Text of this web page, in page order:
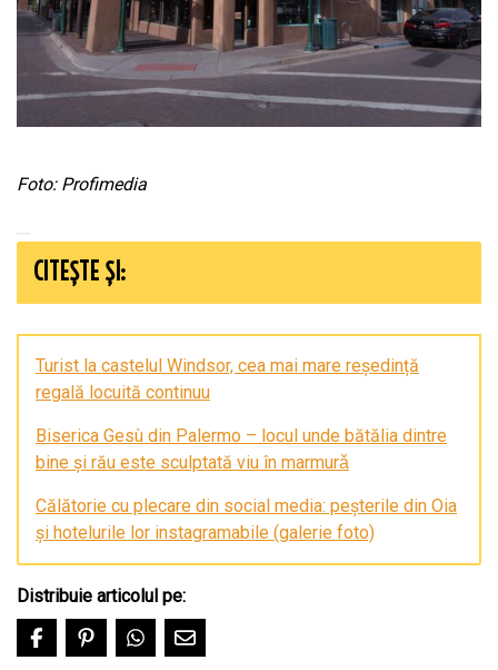
Foto: Profimedia
CITEȘTE ȘI:
Turist la castelul Windsor, cea mai mare reședință
regală locuită continuu
Biserica Gesù din Palermo – locul unde bătălia dintre
bine și rău este sculptată viu în marmurǎ
Călătorie cu plecare din social media: peșterile din Oia
și hotelurile lor instagramabile (galerie foto)
Distribuie articolul pe: